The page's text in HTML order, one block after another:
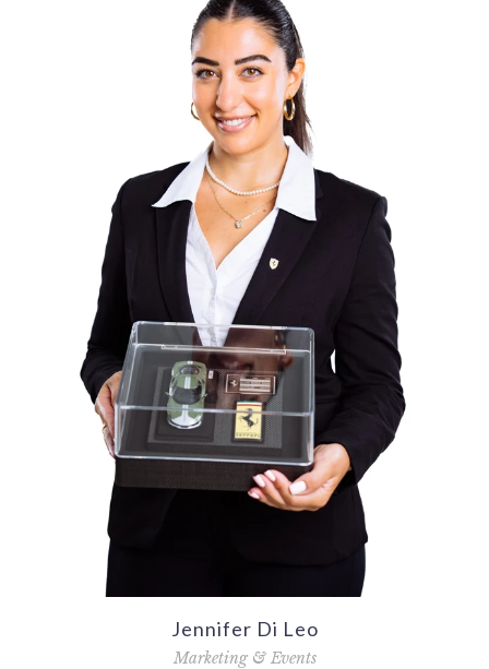
Jennifer Di Leo
Marketing & Events